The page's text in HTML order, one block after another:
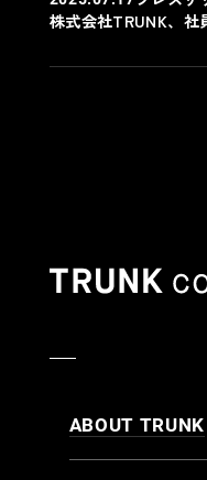
株式会社TRUNK、社
ABOUT TRUNK